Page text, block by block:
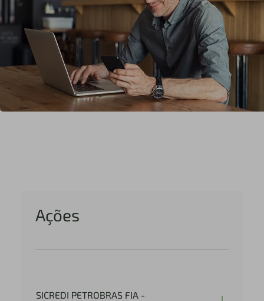
Ações
SICREDI PETROBRAS FIA -